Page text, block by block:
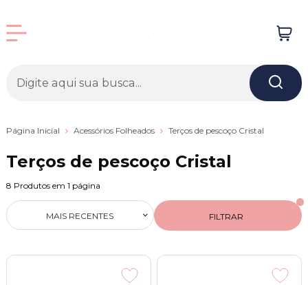
Página Inicial Acessórios Folheados Terços de pescoço Cristal
Terços de pescoço Cristal
8 Produtos em 1 página
FILTRAR
MAIS RECENTES